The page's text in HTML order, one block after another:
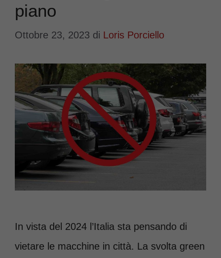
piano
Ottobre 23, 2023 di Loris Porciello
In vista del 2024 l’Italia sta pensando di
vietare le macchine in città. La svolta green